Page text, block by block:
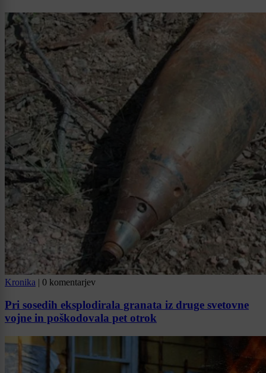
Kronika | 0 komentarjev
Pri sosedih eksplodirala granata iz druge svetovne
vojne in poškodovala pet otrok